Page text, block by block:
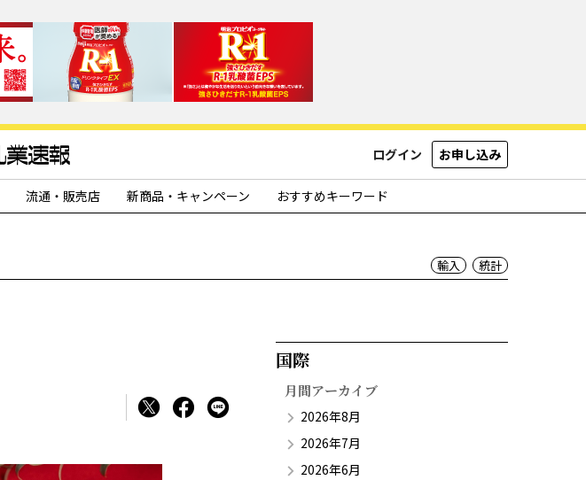
ログイン お申し込み
流通・販売店 新商品・キャンペーン おすすめキーワード
輸入 統計
国際​
月間アーカイブ
2026年8月
2026年7月
2026年6月